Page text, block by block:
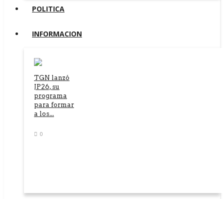
POLITICA
INFORMACION
TGN lanzó
JP26, su
programa
para formar
a los...
0